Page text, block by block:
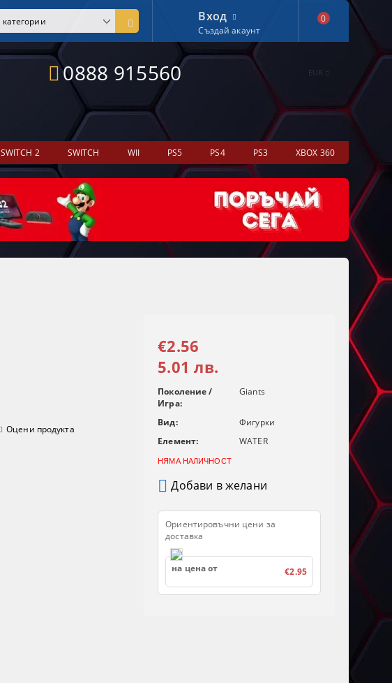
0888 915560 EUR
Вход
Създай акаунт
0
SWITCH 2 SWITCH WII PS5 PS4 PS3 XBOX 360
Оцени продукта
€2.56
5.01 лв.
Поколение /
Игра:
Giants
Вид:
Фигурки
Елемент:
WATER
НЯМА НАЛИЧНОСТ
Добави в желани
Ориентировъчни цени за
доставка
на цена от €2.95